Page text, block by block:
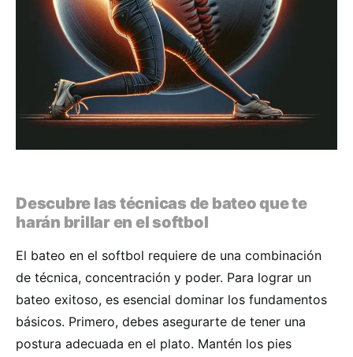
Descubre las técnicas de bateo que te
harán brillar en el softbol
El bateo en el softbol requiere de una combinación
de técnica, concentración y poder. Para lograr un
bateo exitoso, es esencial dominar los fundamentos
básicos. Primero, debes asegurarte de tener una
postura adecuada en el plato. Mantén los pies